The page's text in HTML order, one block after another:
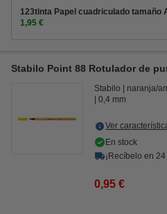
123tinta Papel cuadriculado tamaño
1,95 €
Stabilo Point 88 Rotulador de
Stabilo naranja/
0,4 mm
Ver
En stock
¡Recíbelo en
0,95 €